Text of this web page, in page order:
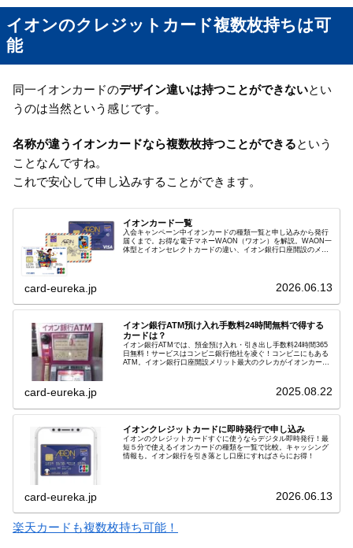
イオンのクレジットカード複数枚持ちは可
能
同一イオンカードのデザイン違いは持つことができないとい
うのは当然という感じです。
名称が違うイオンカードなら複数枚持つことができるという
ことなんですね。
これで安心して申し込みすることができます。
イオンカード一覧
入会キャンペーン中イオンカードの種類一覧と申し込みから発行
届くまで。お得な電子マネーWAON（ワオン）を解説。WAON一
体型とイオンセレクトカードの違い、イオン銀行口座開設のメリ
card-eureka.jp 2026.06.13
イオン銀行ATM預け入れ手数料24時間無料で得する
カードは？
イオン銀行ATMでは、預金預け入れ・引き出し手数料24時間365
日無料！サービスはコンビニ銀行他社を凌ぐ！コンビニにもある
ATM。イオン銀行口座開設メリット最大のクレカがイオンカー
card-eureka.jp 2025.08.22
イオンクレジットカードに即時発行で申し込み
イオンのクレジットカードすぐに使うならデジタル即時発行！最
短５分で使えるイオンカードの種類を一覧で比較。キャッシング
情報も。イオン銀行を引き落とし口座にすればさらにお得！
card-eureka.jp 2026.06.13
楽天カードも複数枚持ち可能！